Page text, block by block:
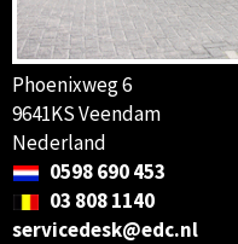
Phoenixweg 6
9641KS Veendam
Nederland
0598 690 453
03 808 1140
servicedesk@edc.nl